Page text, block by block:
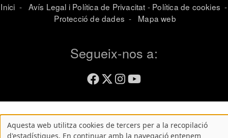
Inici - Avís Legal i Política de Privacitat - Política de cookies -
Protecció de dades - Mapa web
Segueix-nos a:
Aquesta web utilitza cookies de tercers per a la recopilació
d'estadístiques. En continuar amb la navegació entenem